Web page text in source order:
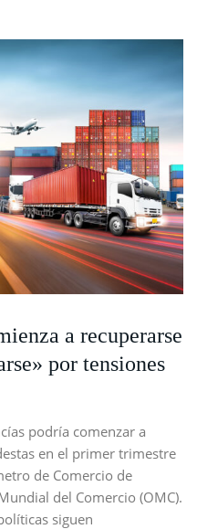
a recuperarse
por tensiones
podría comenzar a
en el primer trimestre
de Comercio de
del Comercio (OMC).
siguen